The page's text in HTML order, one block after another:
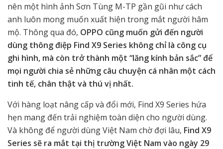
nên một hình ảnh Sơn Tùng M-TP gần gũi như cách
anh luôn mong muốn xuất hiện trong mắt người hâm
mộ. Thông qua đó, OPPO cũng muốn gửi đến người
dùng thông điệp Find X9 Series không chỉ là công cụ
ghi hình, mà còn trở thành một “lăng kính bản sắc” để
mọi người chia sẻ những câu chuyện cá nhân một cách
tinh tế, chân thật và thú vị nhất.
Với hàng loạt nâng cấp và đổi mới, Find X9 Series hứa
hẹn mang đến trải nghiệm toàn diện cho người dùng.
Và không để người dùng Việt Nam chờ đợi lâu, Find X9
Series sẽ ra mắt tại thị trường Việt Nam vào ngày 29